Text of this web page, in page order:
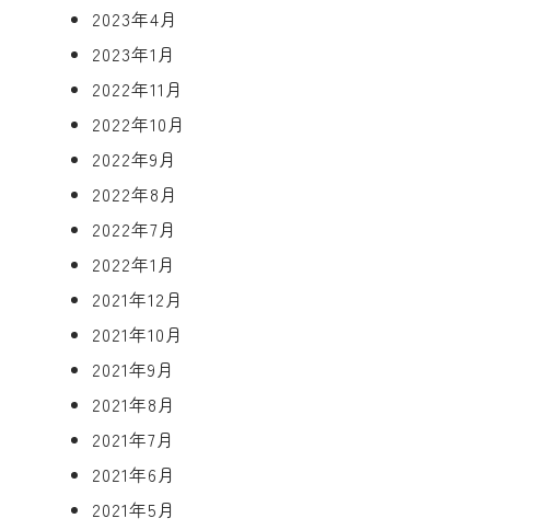
2023年4月
2023年1月
2022年11月
2022年10月
2022年9月
2022年8月
2022年7月
2022年1月
2021年12月
2021年10月
2021年9月
2021年8月
2021年7月
2021年6月
2021年5月